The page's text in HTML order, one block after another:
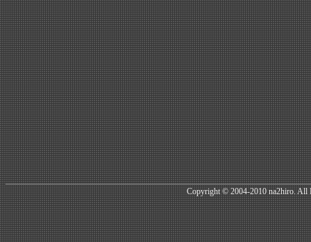
Copyright © 2004-2010 na2hiro. All